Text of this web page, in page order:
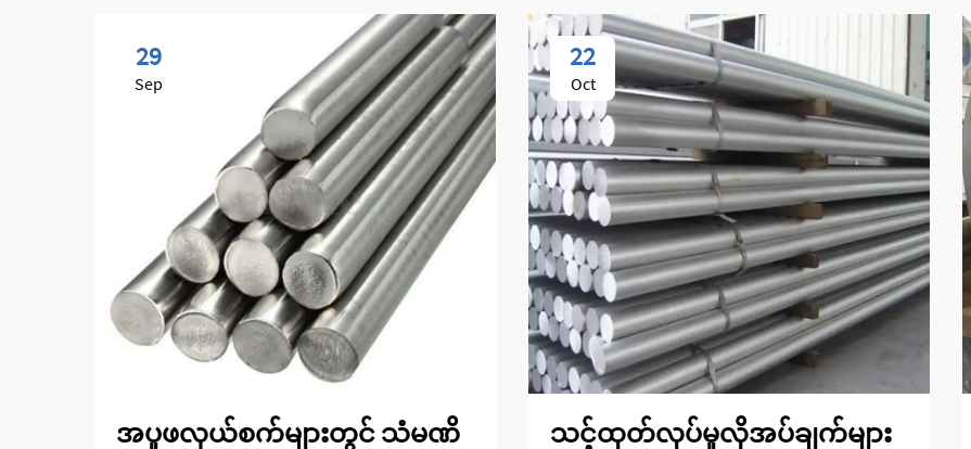
29
Sep
အပူဖလှယ်စက်များတွင် သံမဏိ
22
Oct
သင့်ထုတ်လုပ်မှုလိုအပ်ချက်များ